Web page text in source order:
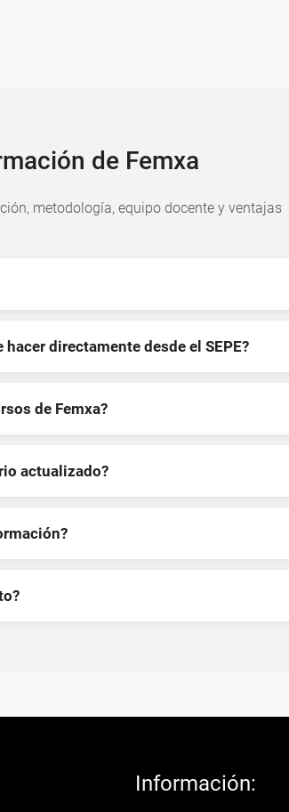
de Femxa
metodología, equipo docente y ventajas
directamente desde el SEPE?
de Femxa?
actualizado?
Información: